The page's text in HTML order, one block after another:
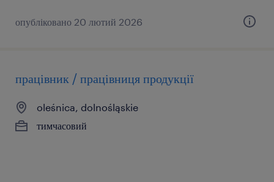
опубліковано 20 лютий 2026
працівник / працівниця продукції
oleśnica, dolnośląskie
тимчасовий